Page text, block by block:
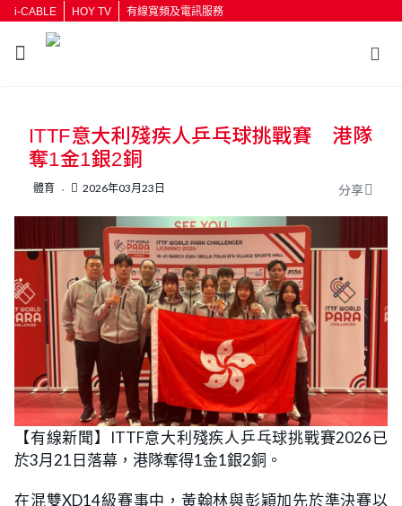
i-CABLE HOY TV 有線寬頻及電訊服務
按輸入鍵開始搜尋
ITTF意大利殘疾人乒乓球挑戰賽 港隊
奪1金1銀2銅
體育 2026年03月23日 分享
【有線新聞】ITTF意大利殘疾人乒乓球挑戰賽2026已
於3月21日落幕，港隊奪得1金1銀2銅。
在混雙XD14級賽事中，黃翰林與彭穎加先於準決賽以